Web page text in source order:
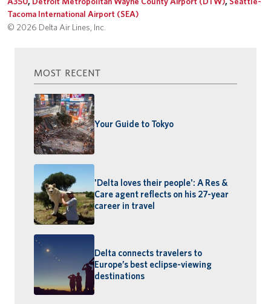
Tacoma International Airport (SEA)
© 2026 Delta Air Lines, Inc.
MOST RECENT
Your Guide to Tokyo
'Delta loves their people': A Res &
Care agent reflects on his 27-year
career in travel
Delta connects travelers to
Europe’s best eclipse-viewing
destinations